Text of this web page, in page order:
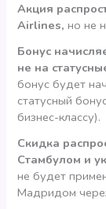
Акция
Airlines, но не
Бонус
не на
бонус будет
статусный
бизнес-классу).
Скидка
Стамбулом и
не будет
Мадридом